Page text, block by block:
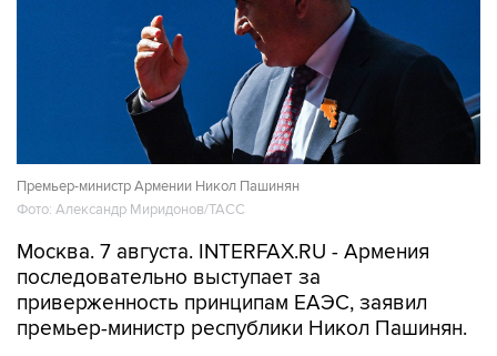
Премьер-министр Армении Никол Пашинян
Фото: Александр Миридонов/ТАСС
Москва. 7 августа. INTERFAX.RU - Армения
последовательно выступает за
приверженность принципам ЕАЭС, заявил
премьер-министр республики Никол Пашинян.